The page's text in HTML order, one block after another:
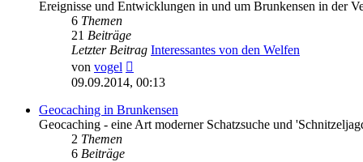
Ereignisse und Entwicklungen in und um Brunkensen in der
6 Themen
21 Beiträge
Letzter Beitrag Interessantes von den Welfen
von vogel
Beitrag
09.09.2014, 00:13
Geocaching in Brunkensen
Geocaching - eine Art moderner Schatzsuche und
2 Themen
6 Beiträge